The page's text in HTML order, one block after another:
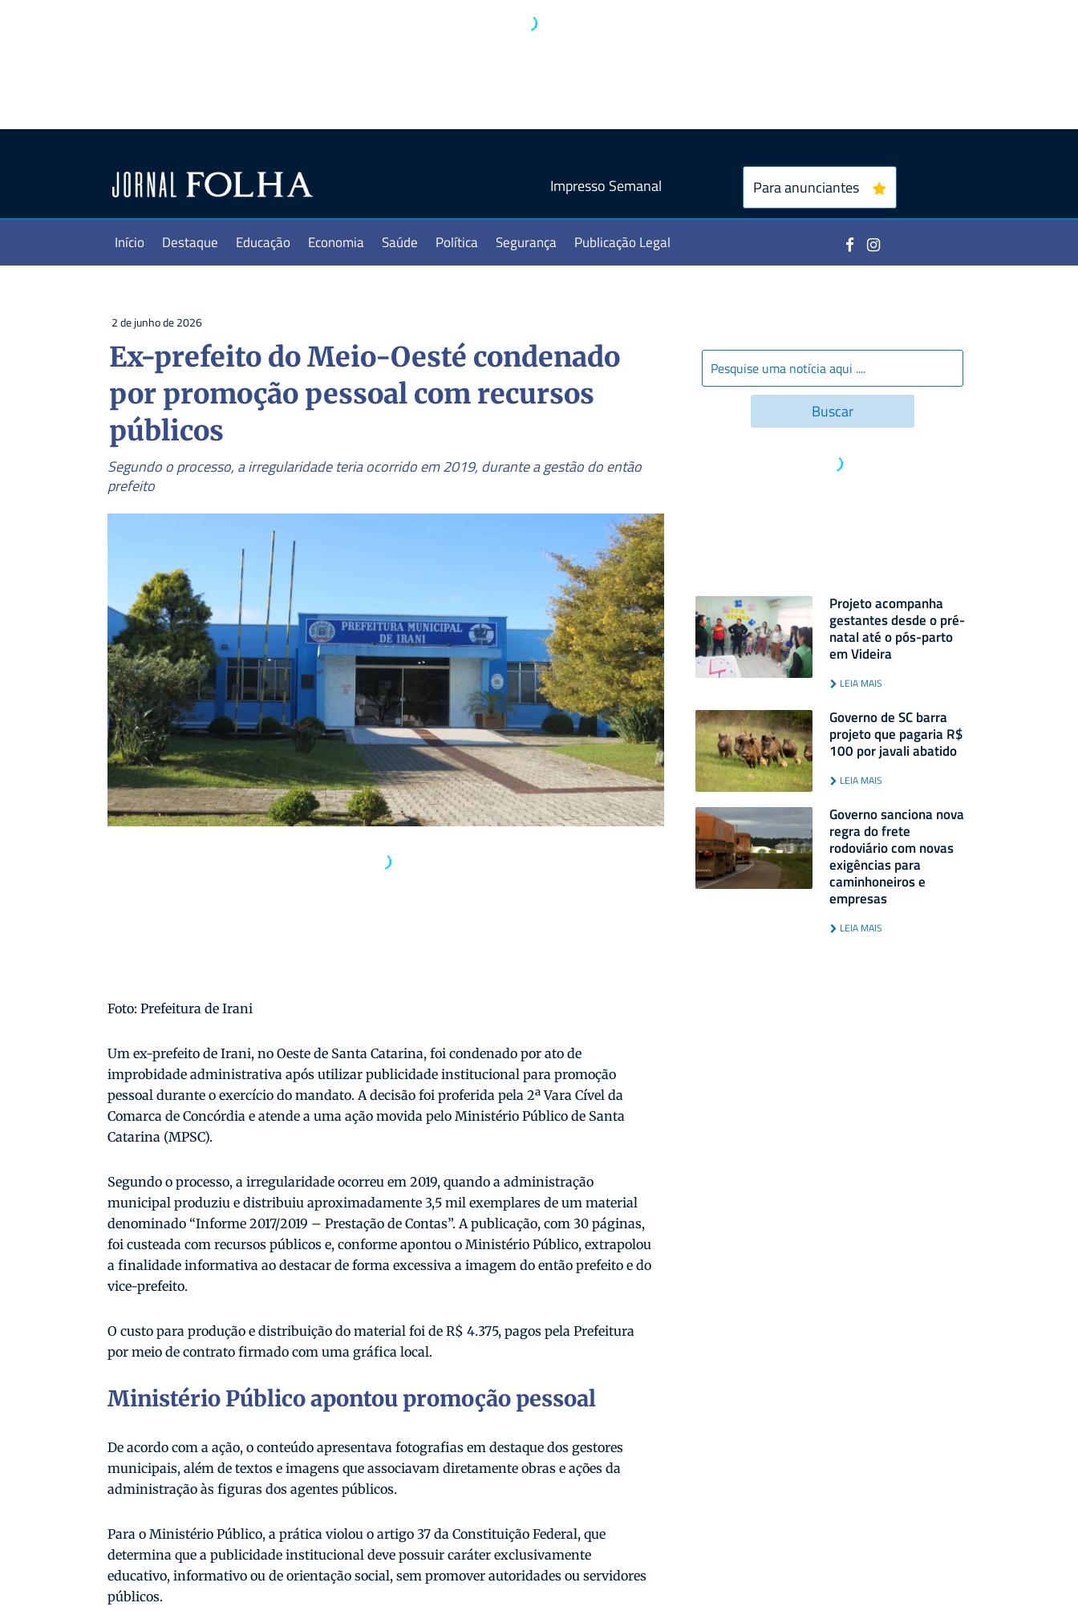
Impresso Semanal Para anunciantes
Início Destaque Educação Economia Saúde Política Segurança Publicação Legal
2 de junho de 2026
Ex-prefeito do Meio-Oesté condenado
por promoção pessoal com recursos
públicos
Segundo o processo, a irregularidade teria ocorrido em 2019, durante a gestão do então
prefeito
Foto: Prefeitura de Irani
Um ex-prefeito de Irani, no Oeste de Santa Catarina, foi condenado por ato de
improbidade administrativa após utilizar publicidade institucional para promoção
pessoal durante o exercício do mandato. A decisão foi proferida pela 2ª Vara Cível da
Comarca de Concórdia e atende a uma ação movida pelo Ministério Público de Santa
Catarina (MPSC).
Segundo o processo, a irregularidade ocorreu em 2019, quando a administração
municipal produziu e distribuiu aproximadamente 3,5 mil exemplares de um material
denominado “Informe 2017/2019 – Prestação de Contas”. A publicação, com 30 páginas,
foi custeada com recursos públicos e, conforme apontou o Ministério Público, extrapolou
a finalidade informativa ao destacar de forma excessiva a imagem do então prefeito e do
vice-prefeito.
O custo para produção e distribuição do material foi de R$ 4.375, pagos pela Prefeitura
por meio de contrato firmado com uma gráfica local.
Ministério Público apontou promoção pessoal
De acordo com a ação, o conteúdo apresentava fotografias em destaque dos gestores
municipais, além de textos e imagens que associavam diretamente obras e ações da
administração às figuras dos agentes públicos.
Para o Ministério Público, a prática violou o artigo 37 da Constituição Federal, que
determina que a publicidade institucional deve possuir caráter exclusivamente
educativo, informativo ou de orientação social, sem promover autoridades ou servidores
públicos.
Projeto acompanha
gestantes desde o pré-
natal até o pós-parto
em Videira
LEIA MAIS
Governo de SC barra
projeto que pagaria R$
100 por javali abatido
LEIA MAIS
Governo sanciona nova
regra do frete
rodoviário com novas
exigências para
caminhoneiros e
empresas
LEIA MAIS